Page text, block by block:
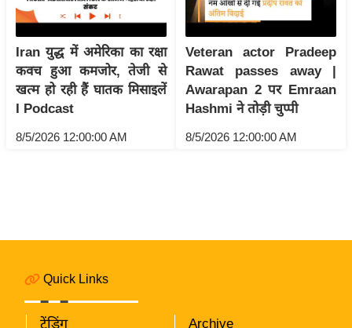
c
k
L
n
k
भा
ना
व
Iran युद्ध में अमेरिका का रक्षा
कवच हुआ कमजोर, तेजी से
खत्म हो रही हैं घातक मिसाइलें
I Podcast
8/5/2026 12:00:00 AM
Veteran actor Pradeep
Rawat passes away |
Awarapan 2 पर Emraan
Hashmi ने तोड़ी चुप्पी
8/5/2026 12:00:00 AM
Quick Links
ट्रेंडिंग Archive